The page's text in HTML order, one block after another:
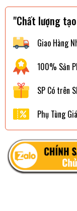
"Chất lượng
Giao Hàng
100% Sản
SP Có trên
Phụ Tùng